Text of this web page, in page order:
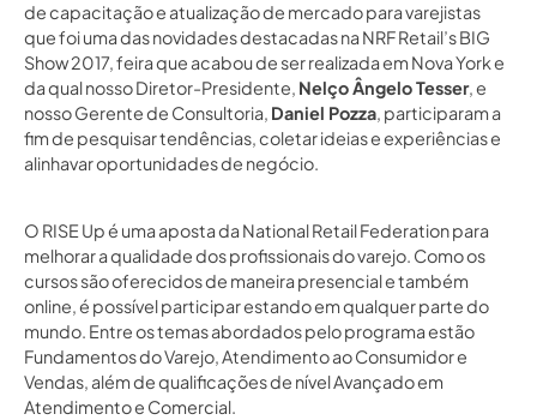
de capacitação e atualização de mercado para varejistas
que foi uma das novidades destacadas na NRF Retail’s BIG
Show 2017, feira que acabou de ser realizada em Nova York e
da qual nosso Diretor-Presidente, Nelço Ângelo Tesser, e
nosso Gerente de Consultoria, Daniel Pozza, participaram a
fim de pesquisar tendências, coletar ideias e experiências e
alinhavar oportunidades de negócio.
O RISE Up é uma aposta da National Retail Federation para
melhorar a qualidade dos profissionais do varejo. Como os
cursos são oferecidos de maneira presencial e também
online, é possível participar estando em qualquer parte do
mundo. Entre os temas abordados pelo programa estão
Fundamentos do Varejo, Atendimento ao Consumidor e
Vendas, além de qualificações de nível Avançado em
Atendimento e Comercial.